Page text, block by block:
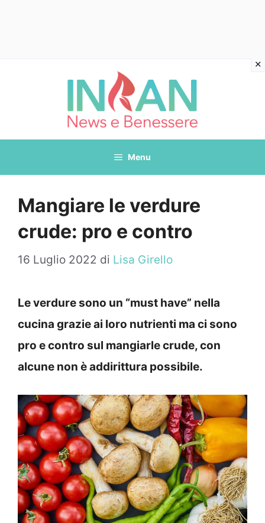
Menu
Mangiare le verdure
crude: pro e contro
16 Luglio 2022 di Lisa Girello
Le verdure sono un “must have” nella
cucina grazie ai loro nutrienti ma ci sono
pro e contro sul mangiarle crude, con
alcune non è addirittura possibile.